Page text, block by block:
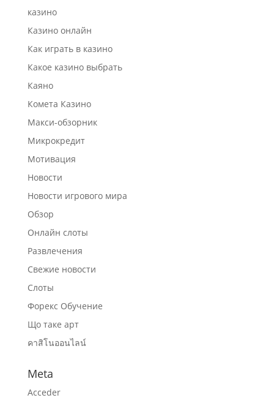
казино
Казино онлайн
Как играть в казино
Какое казино выбрать
Каяно
Комета Казино
Макси-обзорник
Микрокредит
Мотивация
Новости
Новости игрового мира
Обзор
Онлайн слоты
Развлечения
Свежие новости
Слоты
Форекс Обучение
Що таке арт
คาสิโนออนไลน์
Meta
Acceder